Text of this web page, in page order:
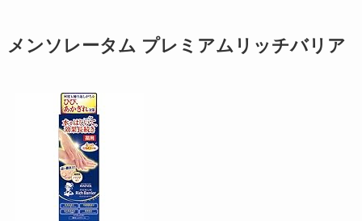
メンソレータム プレミアムリッチバリア